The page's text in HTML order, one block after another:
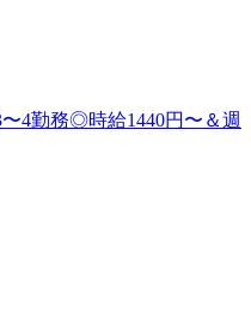
4勤務◎時給1440円〜＆週